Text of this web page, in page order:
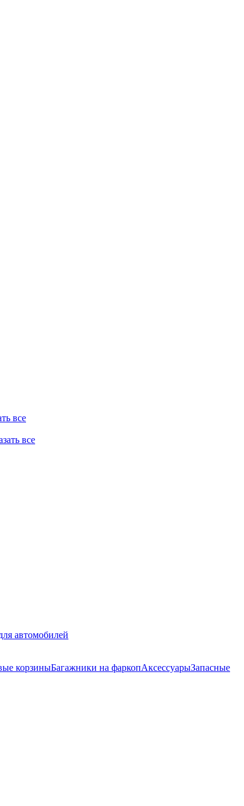
все
все
автомобилей
корзиныБагажники на фаркопАксессуарыЗапасные